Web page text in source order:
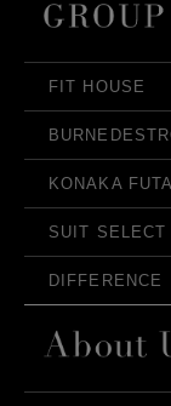
FIT HOUSE
KONAKA
SUIT SELECT
DIFFERENCE